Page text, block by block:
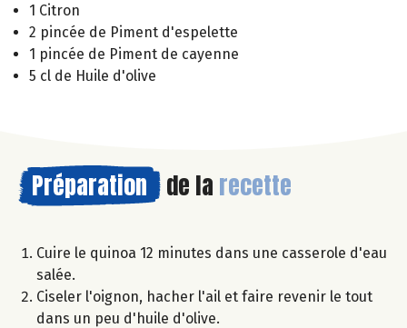
1 Citron
2 pincée de Piment d'espelette
1 pincée de Piment de cayenne
5 cl de Huile d'olive
Préparation de la recette
Cuire le quinoa 12 minutes dans une casserole d'eau
salée.
Ciseler l'oignon, hacher l'ail et faire revenir le tout
dans un peu d'huile d'olive.